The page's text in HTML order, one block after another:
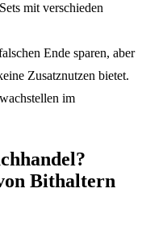
mit verschieden
Ende sparen, aber
Zusatznutzen bietet.
im
Bithaltern